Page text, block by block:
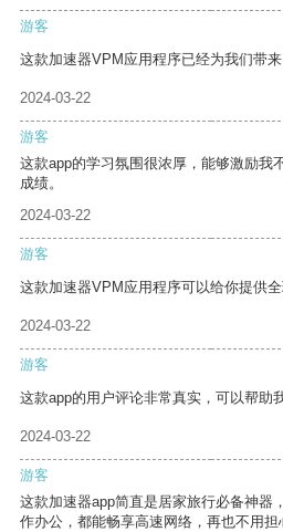
游客
这款加速器VPM应用程序已经为我们带来
2024-03-22
游客
这款app的学习氛围很浓厚，能够激励我
成绩。
2024-03-22
游客
这款加速器VPM应用程序可以给你提供
2024-03-22
游客
这款app的用户评论非常真实，可以帮助
2024-03-22
游客
这款加速器app简直是居家旅行必备神器
作办公，都能畅享高速网络，再也不用担